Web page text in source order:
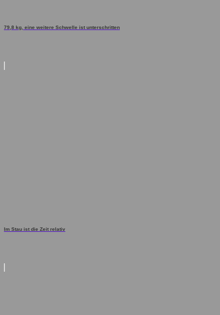
79,8 kg, eine weitere Schwelle ist unterschritten
Im Stau ist die Zeit relativ